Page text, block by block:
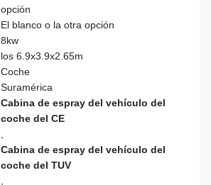
opción
El blanco o la otra opción
8kw
los 6.9x3.9x2.65m
Coche
Suramérica
Cabina de espray del vehículo del
coche del CE
Cabina de espray del vehículo del
coche del TUV